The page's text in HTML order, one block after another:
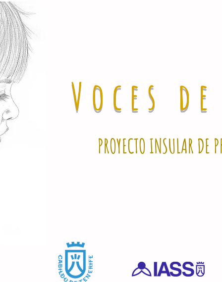
Voces
PROYECTO INSULAR